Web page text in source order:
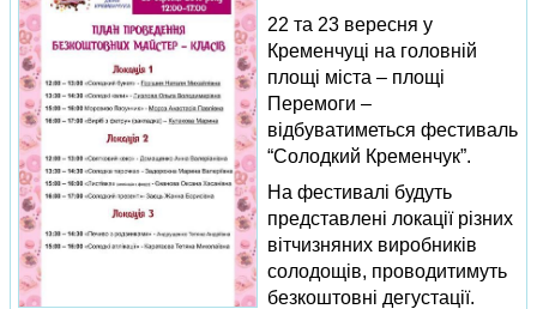
22 та 23 вересня у
Кременчуці на головній
площі міста – площі
Перемоги –
відбуватиметься фестиваль
“Солодкий Кременчук”.
На фестивалі будуть
представлені локації різних
вітчизняних виробників
солодощів, проводитимуть
безкоштовні дегустації.